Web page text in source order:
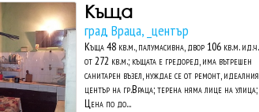
Къща
град Враца, _център
Къща 48 кв.м., палумасивна, двор 106 кв.м. ид.ч.
от 272 кв.м.; къщата е гредоред, има вътрешен
санитарен възел, нуждае се от ремонт, идеалния
център на гр.Враца; терена няма лице на улица;
Цена по до...